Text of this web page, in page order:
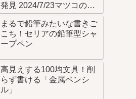
発見 2024/7/23マツコの知
らない世界でも紹介
まるで鉛筆みたいな書きご
こち！セリアの鉛筆型シャ
ープペン
高見えする100均文具！削
らず書ける「金属ペンシ
ル」